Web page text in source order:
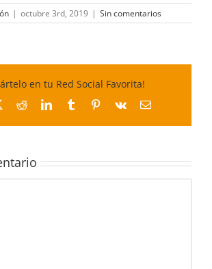
| octubre 3rd, 2019 | Sin comentarios
en tu Red Social Favorita!
X RedditLinkedInTumblrPinterest
Vk
Correo